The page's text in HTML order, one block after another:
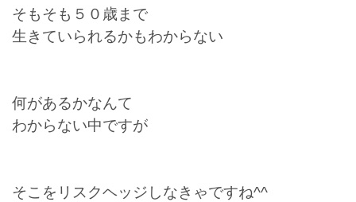
そもそも５０歳まで
生きていられるかもわからない
何があるかなんて
わからない中ですが
そこをリスクヘッジしなきゃですね^^